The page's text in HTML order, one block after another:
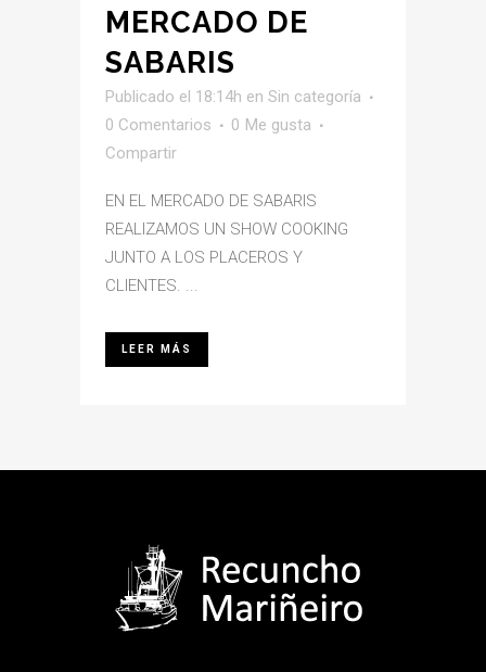
MERCADO DE
SABARIS
Publicado el 18:14h en Sin categoría
0 Comentarios
0 Me gusta
Compartir
EN EL MERCADO DE SABARIS
REALIZAMOS UN SHOW COOKING
JUNTO A LOS PLACEROS Y
CLIENTES. ...
LEER MÁS